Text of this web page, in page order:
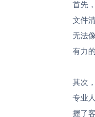
首先
文件
无法
有力
其次
专业
握了